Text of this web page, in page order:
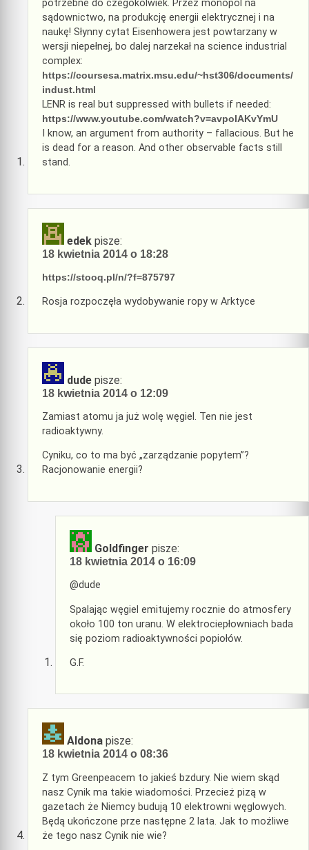
potrzebne do czegokolwiek. Przez monopol na
sądownictwo, na produkcję energii elektrycznej i na
naukę! Słynny cytat Eisenhowera jest powtarzany w
wersji niepełnej, bo dalej narzekał na science industrial
complex:
https://coursesa.matrix.msu.edu/~hst306/documents/
indust.html
LENR is real but suppressed with bullets if needed:
https://www.youtube.com/watch?v=avpoIAKvYmU
I know, an argument from authority – fallacious. But he
is dead for a reason. And other observable facts still
stand.
edek pisze:
18 kwietnia 2014 o 18:28
https://stooq.pl/n/?f=875797
Rosja rozpoczęła wydobywanie ropy w Arktyce
dude pisze:
18 kwietnia 2014 o 12:09
Zamiast atomu ja już wolę węgiel. Ten nie jest
radioaktywny.
Cyniku, co to ma być „zarządzanie popytem”?
Racjonowanie energii?
Goldfinger pisze:
18 kwietnia 2014 o 16:09
@dude
Spalając węgiel emitujemy rocznie do atmosfery
około 100 ton uranu. W elektrociepłowniach bada
się poziom radioaktywności popiołów.
G.F.
Aldona pisze:
18 kwietnia 2014 o 08:36
Z tym Greenpeacem to jakieś bzdury. Nie wiem skąd
nasz Cynik ma takie wiadomości. Przecież pizą w
gazetach że Niemcy budują 10 elektrowni węglowych.
Będą ukończone prze następne 2 lata. Jak to możliwe
że tego nasz Cynik nie wie?